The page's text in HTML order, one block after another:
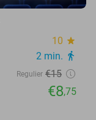
10 star
2 min. directions_walk
Regulier €15
€8,75